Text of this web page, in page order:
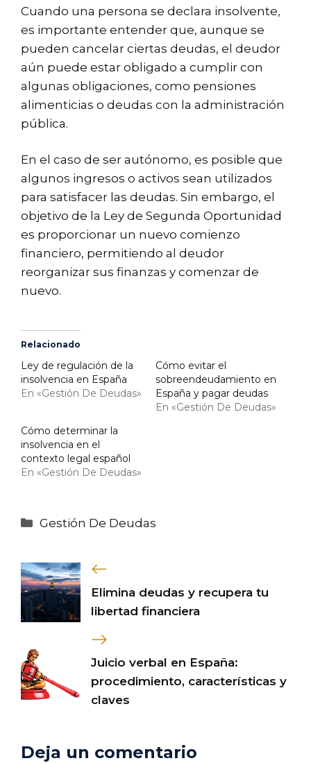
Cuando una persona se declara insolvente,
es importante entender que, aunque se
pueden cancelar ciertas deudas, el deudor
aún puede estar obligado a cumplir con
algunas obligaciones, como pensiones
alimenticias o deudas con la administración
pública.
En el caso de ser autónomo, es posible que
algunos ingresos o activos sean utilizados
para satisfacer las deudas. Sin embargo, el
objetivo de la Ley de Segunda Oportunidad
es proporcionar un nuevo comienzo
financiero, permitiendo al deudor
reorganizar sus finanzas y comenzar de
nuevo.
Relacionado
Ley de regulación de la
insolvencia en España
En «Gestión De Deudas»
Cómo evitar el
sobreendeudamiento en
España y pagar deudas
En «Gestión De Deudas»
Cómo determinar la
insolvencia en el
contexto legal español
En «Gestión De Deudas»
Categorías
Gestión De Deudas
Elimina deudas y recupera tu
libertad financiera
Juicio verbal en España:
procedimiento, características y
claves
Deja un comentario